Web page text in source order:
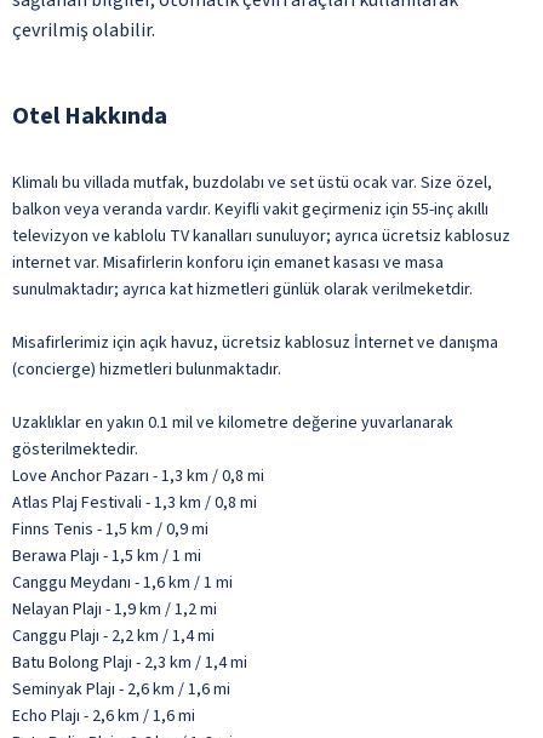
çevrilmiş olabilir.
Otel Hakkında
Klimalı bu villada mutfak, buzdolabı ve set üstü ocak var. Size özel,
balkon veya veranda vardır. Keyifli vakit geçirmeniz için 55-inç akıllı
televizyon ve kablolu TV kanalları sunuluyor; ayrıca ücretsiz kablosuz
internet var. Misafirlerin konforu için emanet kasası ve masa
sunulmaktadır; ayrıca kat hizmetleri günlük olarak verilmeketdir.
Misafirlerimiz için açık havuz, ücretsiz kablosuz İnternet ve danışma
(concierge) hizmetleri bulunmaktadır.
Uzaklıklar en yakın 0.1 mil ve kilometre değerine yuvarlanarak
gösterilmektedir.
Love Anchor Pazarı - 1,3 km / 0,8 mi
Atlas Plaj Festivali - 1,3 km / 0,8 mi
Finns Tenis - 1,5 km / 0,9 mi
Berawa Plajı - 1,5 km / 1 mi
Canggu Meydanı - 1,6 km / 1 mi
Nelayan Plajı - 1,9 km / 1,2 mi
Canggu Plajı - 2,2 km / 1,4 mi
Batu Bolong Plajı - 2,3 km / 1,4 mi
Seminyak Plajı - 2,6 km / 1,6 mi
Echo Plajı - 2,6 km / 1,6 mi